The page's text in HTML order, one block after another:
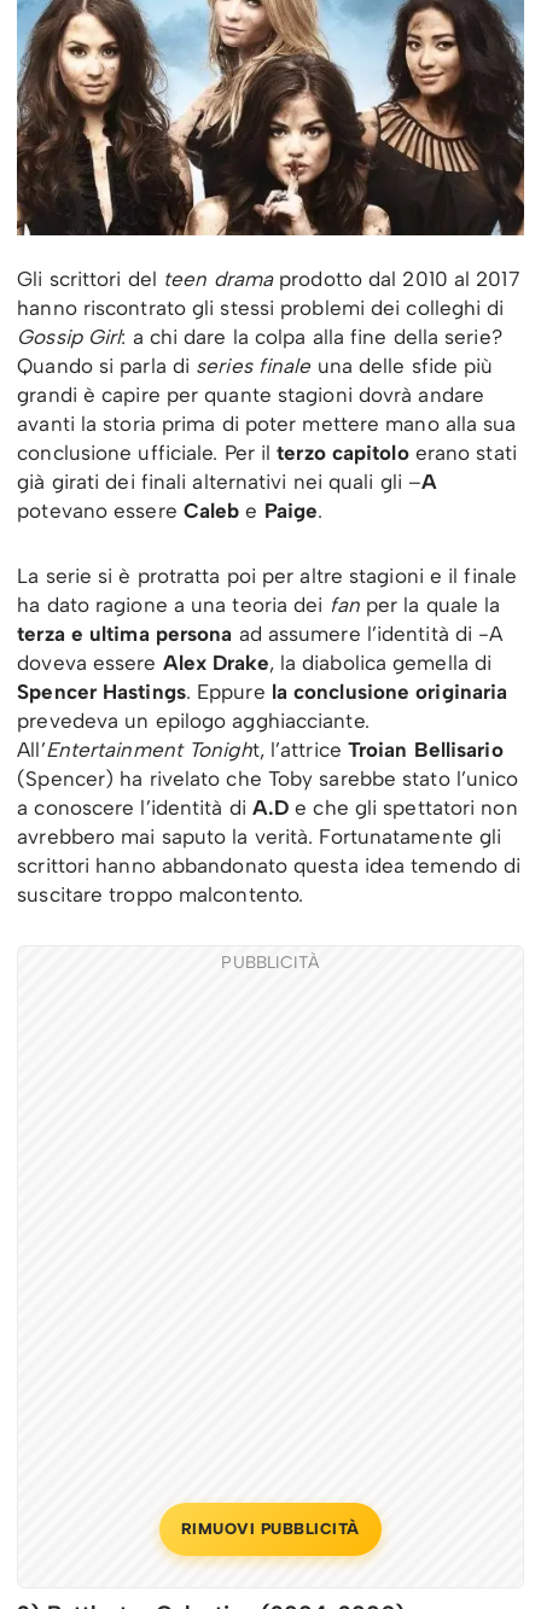
Gli scrittori del teen dramaprodotto dal 2010 al 2017
hanno riscontrato gli stessi problemi dei colleghi di
Gossip Girl: a chi dare la colpa alla fine della serie?
Quando si parla di series finale una delle sfide più
grandi è capire per quante stagioni dovrà andare
avanti la storia prima di poter mettere mano alla sua
conclusione ufficiale. Per ilterzo capitoloerano stati
già girati dei finali alternativi nei quali gli –A
potevano essere Calebe Paige.
La serie si è protratta poi per altre stagioni e il finale
ha dato ragione a una teoria dei fan per la quale la
terza e ultima persona ad assumere l’identità di -A
doveva essere Alex Drake, la diabolica gemella di
Spencer Hastings. Eppure la conclusione originaria
prevedeva un epilogo agghiacciante.
All’Entertainment Tonight, l’attrice Troian Bellisario
(Spencer) ha rivelato che Toby sarebbe stato l’unico
a conoscere l’identità di A.De che gli spettatori non
avrebbero mai saputo la verità. Fortunatamente gli
scrittori hanno abbandonato questa idea temendo di
suscitare troppo malcontento.
PUBBLICITÀ
RIMUOVI PUBBLICITÀ